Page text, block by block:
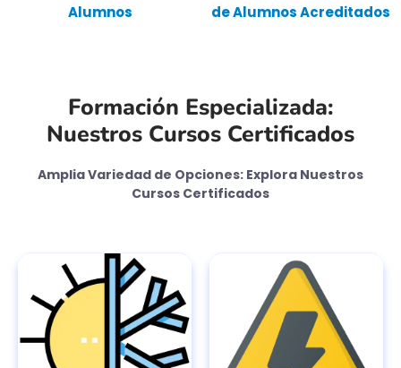
Alumnos de Alumnos Acreditados
Formación Especializada:
Nuestros Cursos Certificados
Amplia Variedad de Opciones: Explora Nuestros
Cursos Certificados